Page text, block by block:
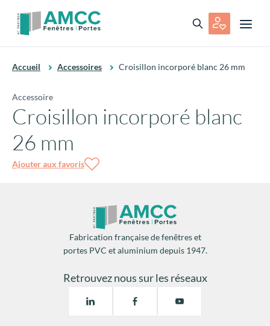
Accueil Accessoires Croisillon incorporé blanc 26 mm
Accessoire
Croisillon incorporé blanc
26 mm
Ajouter aux favoris
Fabrication française de fenêtres et
portes PVC et aluminium depuis 1947.
Retrouvez nous sur les réseaux